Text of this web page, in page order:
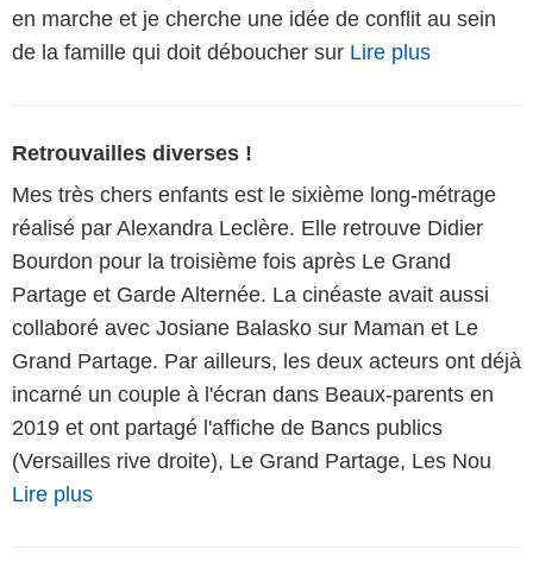
en marche et je cherche une idée de conflit au sein
de la famille qui doit déboucher sur Lire plus
Retrouvailles diverses !
Mes très chers enfants est le sixième long-métrage
réalisé par Alexandra Leclère. Elle retrouve Didier
Bourdon pour la troisième fois après Le Grand
Partage et Garde Alternée. La cinéaste avait aussi
collaboré avec Josiane Balasko sur Maman et Le
Grand Partage. Par ailleurs, les deux acteurs ont déjà
incarné un couple à l'écran dans Beaux-parents en
2019 et ont partagé l'affiche de Bancs publics
(Versailles rive droite), Le Grand Partage, Les Nou
Lire plus